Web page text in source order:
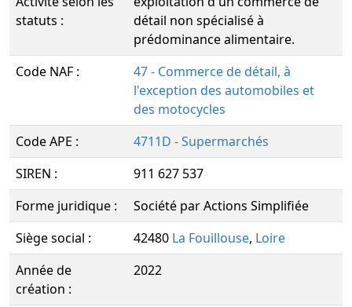
statuts :
détail non spécialisé à
prédominance alimentaire.
Code NAF :
47 - Commerce de détail, à
l'exception des automobiles et
des motocycles
Code APE :
4711D - Supermarchés
SIREN :
911 627 537
Forme juridique :
Société par Actions Simplifiée
Siège social :
42480 La Fouillouse, Loire
Année de
création :
2022